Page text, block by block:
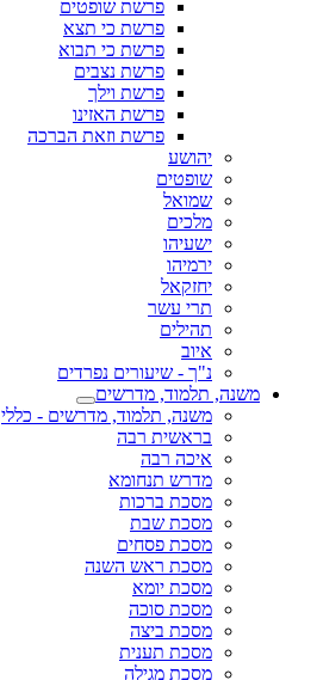
פרשת שופטים
פרשת כי תצא
פרשת כי תבוא
פרשת נצבים
פרשת וילך
פרשת האזינו
פרשת וזאת הברכה
יהושע
שופטים
שמואל
מלכים
ישעיהו
ירמיהו
יחזקאל
תרי עשר
תהילים
איוב
נ"ך - שיעורים נפרדים
משנה, תלמוד, מדרשים
משנה, תלמוד, מדרשים - כללי
בראשית רבה
איכה רבה
מדרש תנחומא
מסכת ברכות
מסכת שבת
מסכת פסחים
מסכת ראש השנה
מסכת יומא
מסכת סוכה
מסכת ביצה
מסכת תענית
מסכת מגילה